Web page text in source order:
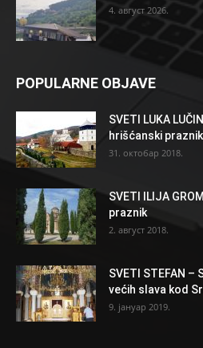
4. август 2026.
POPULARNE OBJAVE
SVETI LUKA
hrišćanski praznik
31. октобар 2018.
SVETI ILIJA
praznik
2. август 2018.
SVETI STEFAN –
većih slava kod
9. јануар 2019.